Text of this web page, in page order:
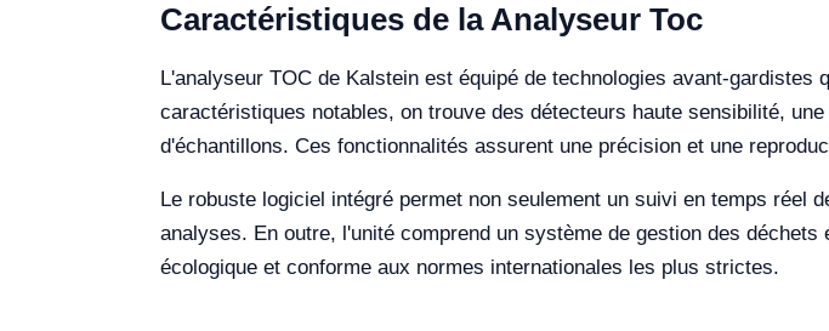
Caractéristiques de la Analyseur Toc
L'analyseur TOC de Kalstein est équipé de technologies avant-
caractéristiques notables, on trouve des détecteurs haute sensibilité,
d'échantillons. Ces fonctionnalités assurent une précision et une
Le robuste logiciel intégré permet non seulement un suivi en temps réel
analyses. En outre, l'unité comprend un système de gestion des
écologique et conforme aux normes internationales les plus strictes.